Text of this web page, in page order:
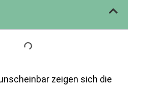
zeigen sich die